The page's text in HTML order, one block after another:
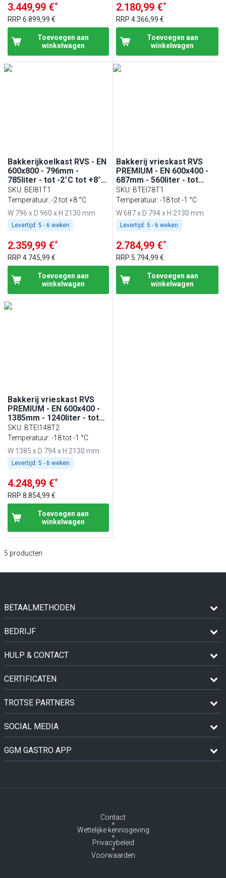
3.449,99 €*
RRP 6.899,99 €
Toevoegen aan
winkelwagen
2.180,99 €*
RRP4.366,99 €
Toevoegen aan
winkelwagen
Bakkerijkoelkast RVS - EN
600x800 - 796mm -
785liter - tot -2°C tot +8°C
- met 1 deur -
geforceerde koeling,
LED‑verlichting,
automatische ontdooiing
& slot
SKU: BEI81T1
Temperatuur: -2 tot +8 °C
W 796 x D 960 x H 2130 mm
Levertijd: 5 - 6 weken
2.359,99 €*
RRP 4.745,99 €
Toevoegen aan
winkelwagen
Bakkerij vrieskast RVS
PREMIUM - EN 600x400 -
687mm - 560liter - tot
-18°C tot -1°C - met 1 deur
- geforceerde koeling,
LED‑verlichting &
automatische ontdooiing
SKU: BTEI78T1
Temperatuur: -18 tot -1 °C
W 687 x D 794 x H 2130 mm
Levertijd: 5 - 6 weken
2.784,99 €*
RRP 5.794,99 €
Toevoegen aan
winkelwagen
Bakkerij vrieskast RVS
PREMIUM - EN 600x400 -
1385mm - 1240liter - tot
-18°C tot -1°C - met 2
deuren - geforceerde
koeling, LED‑verlichting &
automatische ontdooiing
SKU: BTEI148T2
Temperatuur: -18 tot -1 °C
W 1385 x D 794 x H 2130 mm
Levertijd: 5 - 6 weken
4.248,99 €*
RRP 8.854,99 €
Toevoegen aan
winkelwagen
5 producten
BETAALMETHODEN
BEDRIJF
HULP & CONTACT
CERTIFICATEN
TROTSE PARTNERS
SOCIAL MEDIA
GGM GASTRO APP
Contact
Wettelijke kennisgeving
Privacybeleid
Voorwaarden